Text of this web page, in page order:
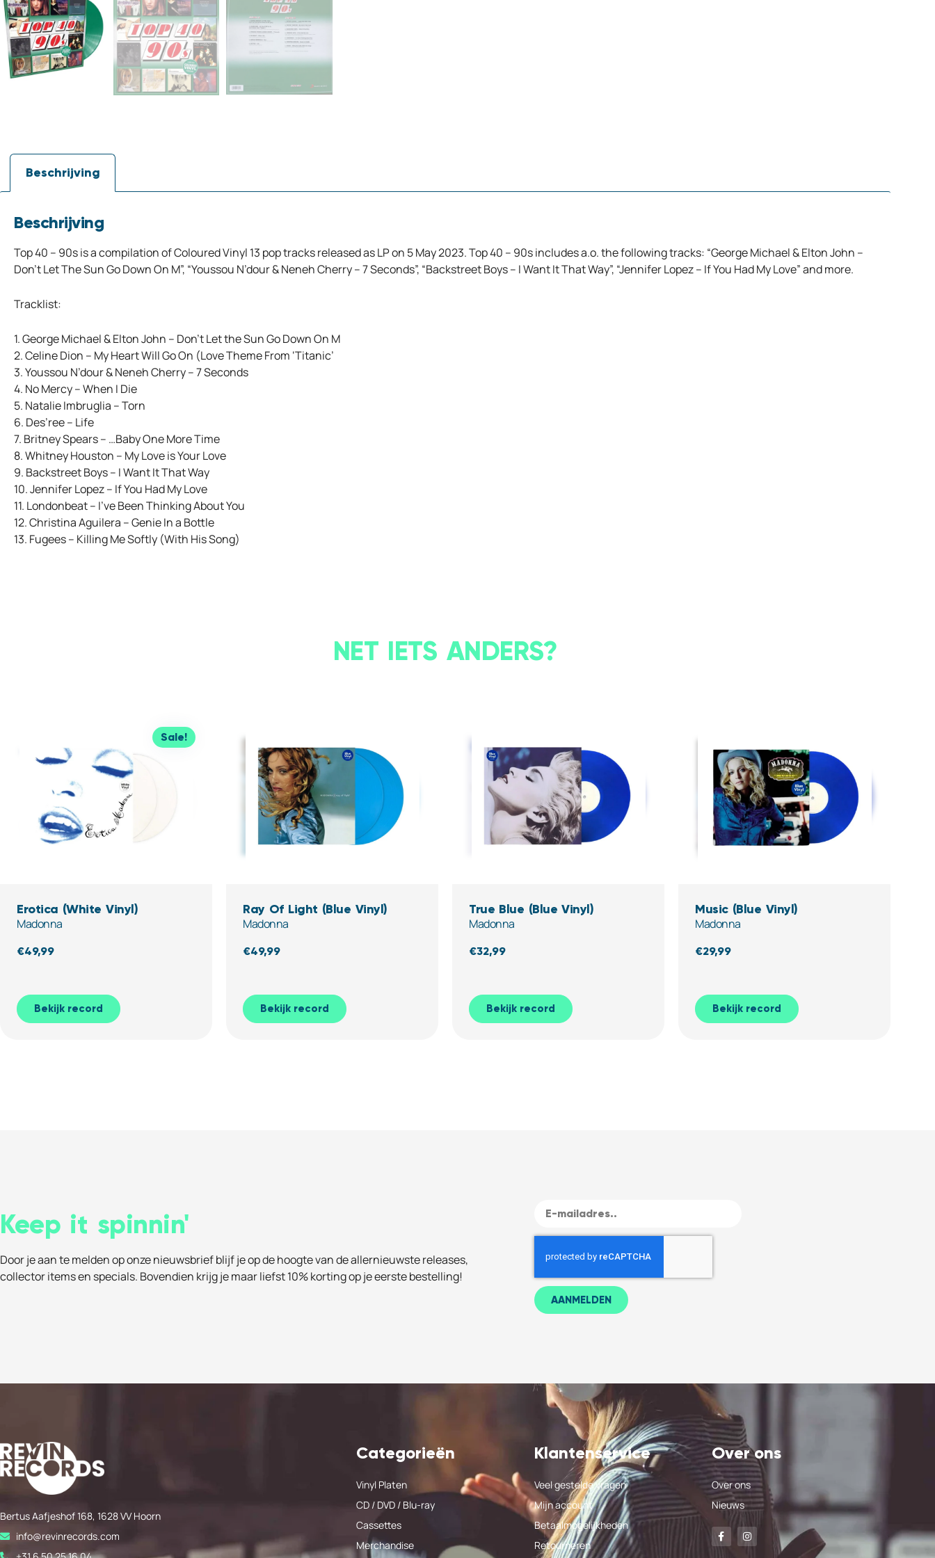
Beschrijving
Beschrijving
Top 40 – 90s is a compilation of Coloured Vinyl 13 pop tracks released as LP on 5 May 2023. Top 40 – 90s includes a.o. the following tracks: “George Michael & Elton John –
Don’t Let The Sun Go Down On M”, “Youssou N’dour & Neneh Cherry – 7 Seconds”, “Backstreet Boys – I Want It That Way”, “Jennifer Lopez – If You Had My Love” and more.
Tracklist:
1. George Michael & Elton John – Don’t Let the Sun Go Down On M
2. Celine Dion – My Heart Will Go On (Love Theme From ‘Titanic’
3. Youssou N’dour & Neneh Cherry – 7 Seconds
4. No Mercy – When I Die
5. Natalie Imbruglia – Torn
6. Des’ree – Life
7. Britney Spears – …Baby One More Time
8. Whitney Houston – My Love is Your Love
9. Backstreet Boys – I Want It That Way
10. Jennifer Lopez – If You Had My Love
11. Londonbeat – I’ve Been Thinking About You
12. Christina Aguilera – Genie In a Bottle
13. Fugees – Killing Me Softly (With His Song)
NET IETS ANDERS?
Sale!
Erotica (White Vinyl)
Madonna
€49,99
Bekijk record
Ray Of Light (Blue Vinyl)
Madonna
€49,99
Bekijk record
True Blue (Blue Vinyl)
Madonna
€32,99
Bekijk record
Music (Blue Vinyl)
Madonna
€29,99
Bekijk record
Keep it spinnin'
Door je aan te melden op onze nieuwsbrief blijf je op de hoogte van de allernieuwste releases,
collector items en specials. Bovendien krijg je maar liefst 10% korting op je eerste bestelling!
AANMELDEN
Bertus Aafjeshof 168, 1628 VV Hoorn
info@revinrecords.com
Categorieën
Vinyl Platen
CD / DVD / Blu-ray
Cassettes
Merchandise
Klantenservice
Veel gestelde vragen
Mijn account
Betaalmogelijkheden
Retourneren
Over ons
Over ons
Nieuws